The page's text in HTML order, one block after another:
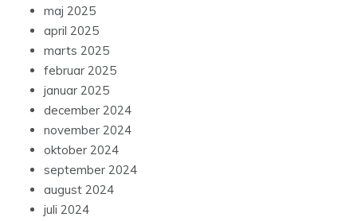
maj 2025
april 2025
marts 2025
februar 2025
januar 2025
december 2024
november 2024
oktober 2024
september 2024
august 2024
juli 2024